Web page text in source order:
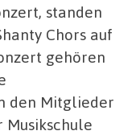
standen
Chors auf
gehören
den Mitglieder
Musikschule